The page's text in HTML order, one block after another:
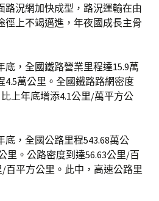
路況網加快成型，路況運輸在由
徑上不竭邁進，年夜國成長主骨
，全國鐵路營業里程達15.9萬
4.5萬公里。全國鐵路路網密度
上年底增添4.1公里/萬平方公
，全國公路里程543.68萬公
里。公路密度到達56.63公里/百
百平方公里。此中，高速公路里